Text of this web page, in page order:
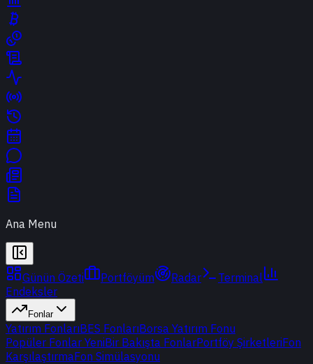
Ana Menu
Günün Özeti Portföyüm Radar
Terminal
Endeksler
Fonlar
Yatırım FonlarıBES FonlarıBorsa Yatırım Fonu
Popüler Fonlar YeniBir Bakışta FonlarPortföy ŞirketleriFon
KarşılaştırmaFon Simülasyonu